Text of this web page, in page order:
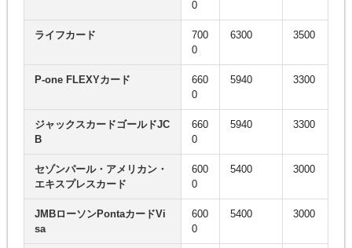
0
ライフカード
700
0
6300 3500
P-one FLEXYカード
660
0
5940 3300
ジャックスカードゴールドJC
B
660
0
5940 3300
セゾンパール・アメリカン・
エキスプレスカード
600
0
5400 3000
JMBローソンPontaカードVi
sa
600
0
5400 3000